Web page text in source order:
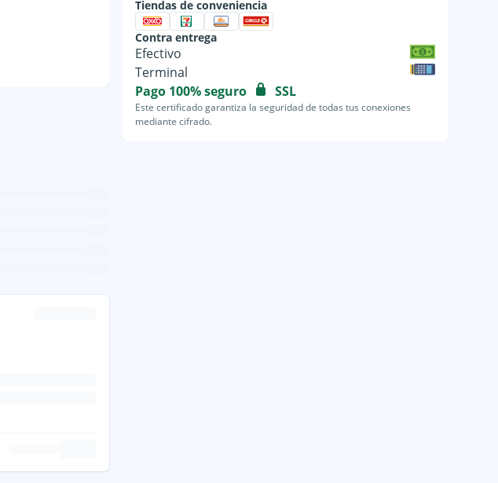
Tiendas de conveniencia
Contra entrega
Efectivo
Terminal
Pago 100% seguro
SSL
Este certificado garantiza la seguridad de todas tus conexiones
mediante cifrado.